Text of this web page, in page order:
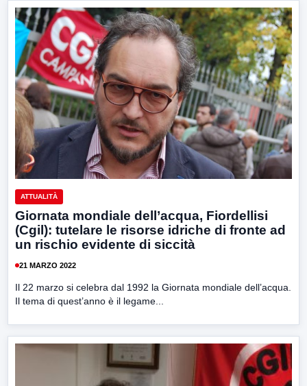
ATTUALITÀ
Giornata mondiale dell’acqua, Fiordellisi
(Cgil): tutelare le risorse idriche di fronte ad
un rischio evidente di siccità
21 MARZO 2022
Il 22 marzo si celebra dal 1992 la Giornata mondiale dell’acqua.
Il tema di quest’anno è il legame...